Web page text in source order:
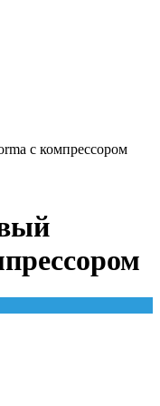
c компрессором